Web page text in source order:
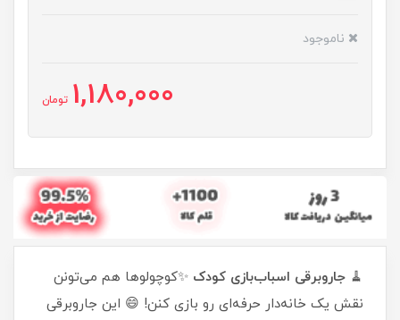
ناموجود
1,180,000 تومان
🧹 جاروبرقی اسباب‌بازی کودک ✨کوچولوها هم می‌تونن
نقش یک خانه‌دار حرفه‌ای رو بازی کنن! 😄 این جاروبرقی